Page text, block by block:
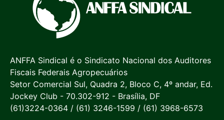
ANFFA Sindical é o Sindicato Nacional dos Auditores
Fiscais Federais Agropecuários
Setor Comercial Sul, Quadra 2, Bloco C, 4º andar, Ed.
Jockey Club - 70.302-912 - Brasília, DF
(61)3224-0364 / (61) 3246-1599 / (61) 3968-6573